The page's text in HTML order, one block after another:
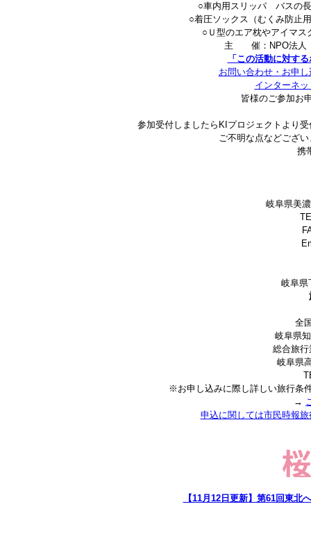
○車内用スリッパ バスの
○着圧ソックス（むくみ防止
○Ｕ型のエア枕やアイマス
主 催：NPO法人
「この活動に対す
お問い合わせ・お申
インターネ
皆様のご参加お
参加受付しましたらKIプロジェクトより
ご不明な点などござ
携
岐阜県美
岐阜県
全
岐阜県
総合旅
岐阜県
※お申し込みに際し詳しい旅行条
→
申込に関しては市民時報
【11月12日更新】第61回東